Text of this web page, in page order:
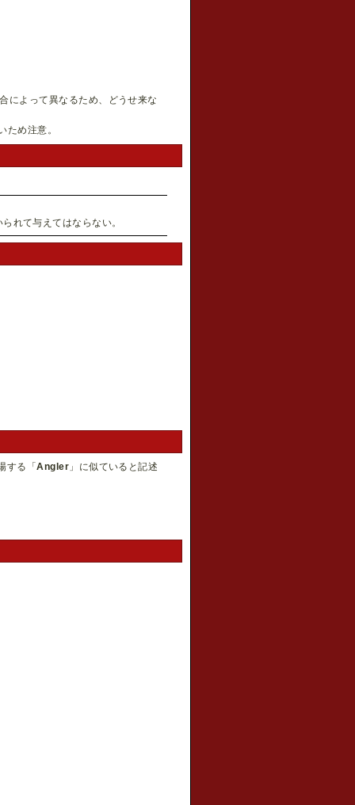
によって異なるため、どうせ来な
め注意。
れて与えてはならない。
する「Angler 」に似ていると記述